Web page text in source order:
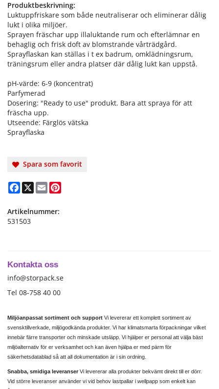
Produktbeskrivning:
Luktuppfriskare som både neutraliserar och eliminerar dålig
lukt i olika miljöer.
Sprayen fräschar upp illaluktande rum och efterlämnar en
behaglig och frisk doft av blomstrande vårträdgård.
Sprayflaskan kan ställas i t ex badrum, omklädningsrum,
träningsrum eller andra platser där dålig lukt kan uppstå.
pH-värde: 6-9 (koncentrat)
Parfymerad
Dosering: "Ready to use" produkt. Bara att spraya för att
fräscha upp.
Utseende: Färglös vätska
Sprayflaska
Spara som favorit
Facebook
X Email
Artikelnummer:
531503
Kontakta oss
info@storpack.se
Tel 08-758 40 00
Miljöanpassat sortiment och support Vi levererar ett komplett sortiment av
svensktillverkade, miljögodkända produkter. Vi har klimatsmarta förpackningar vilket
innebär färre transporter och minskade utsläpp. Vi hjälper er personal att välja bäst
miljöalternativ för er verksamhet och kan även hjälpa er med pärm för
säkerhetsdatablad så att all dokumentation är i sin ordning.
Snabba, smidiga leveranser Vi levererar alla produkter bekvämt direkt till er dörr.
Vid större leveranser använder vi vid behov lastpallar i wellpapp som enkelt kan